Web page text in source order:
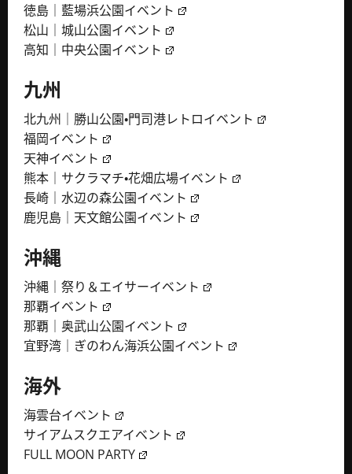
徳島｜藍場浜公園イベント
松山｜城山公園イベント
高知｜中央公園イベント
九州
北九州｜勝山公園・門司港レトロイベント
福岡イベント
天神イベント
熊本｜サクラマチ・花畑広場イベント
長崎｜水辺の森公園イベント
鹿児島｜天文館公園イベント
沖縄
沖縄｜祭り＆エイサーイベント
那覇イベント
那覇｜奥武山公園イベント
宜野湾｜ぎのわん海浜公園イベント
海外
海雲台イベント
サイアムスクエアイベント
FULL MOON PARTY